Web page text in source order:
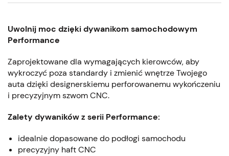
Uwolnij moc dzięki dywanikom samochodowym
Performance
Zaprojektowane dla wymagających kierowców, aby
wykroczyć poza standardy i zmienić wnętrze Twojego
auta dzięki designerskiemu perforowanemu wykończeniu
i precyzyjnym szwom CNC.
Zalety dywaników z serii Performance:
idealnie dopasowane do podłogi samochodu
precyzyjny haft CNC